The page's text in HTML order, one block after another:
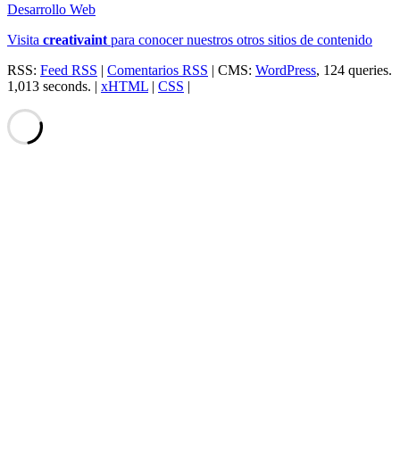
Desarrollo Web
Visita creativaint para conocer nuestros otros sitios de contenido
RSS: Feed RSS | Comentarios RSS | CMS: WordPress, 124 queries.
1,013 seconds. | xHTML | CSS |